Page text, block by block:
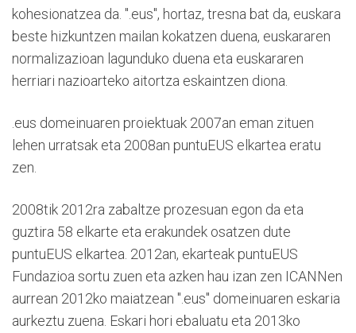
kohesionatzea da. ".eus", hortaz, tresna bat da, euskara
beste hizkuntzen mailan kokatzen duena, euskararen
normalizazioan lagunduko duena eta euskararen
herriari nazioarteko aitortza eskaintzen diona.
.eus domeinuaren proiektuak 2007an eman zituen
lehen urratsak eta 2008an puntuEUS elkartea eratu
zen.
2008tik 2012ra zabaltze prozesuan egon da eta
guztira 58 elkarte eta erakundek osatzen dute
puntuEUS elkartea. 2012an, ekarteak puntuEUS
Fundazioa sortu zuen eta azken hau izan zen ICANNen
aurrean 2012ko maiatzean ".eus" domeinuaren eskaria
aurkeztu zuena. Eskari hori ebaluatu eta 2013ko